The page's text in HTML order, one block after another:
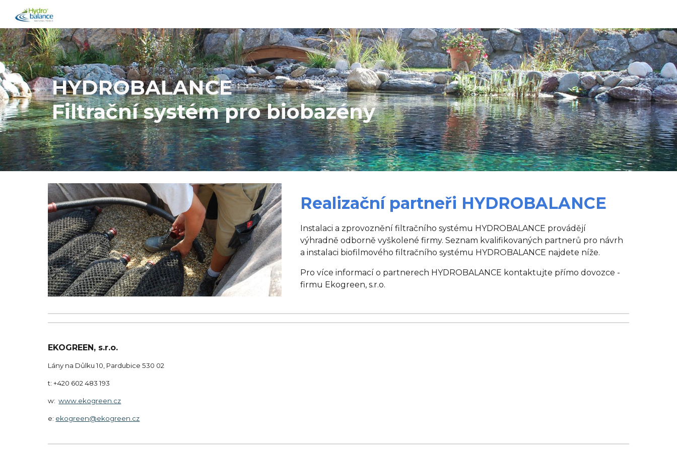
HYDROBALANCE
Filtrační systém pro biobazény
Realizační partneři HYDROBALANCE
Instalaci a zprovoznění filtračního systému HYDROBALANCE provádějí
výhradně odborně vyškolené firmy. Seznam kvalifikovaných partnerů pro návrh
a instalaci biofilmového filtračního systému HYDROBALANCE najdete níže.
Pro více informací o partnerech HYDROBALANCE kontaktujte přímo dovozce -
firmu Ekogreen, s.r.o.
EKOGREEN, s.r.o.
Lány na Důlku 10, Pardubice 530 02
t: +420 602 483 193
w:www.ekogreen.cz
e: ekogreen@ekogreen.cz